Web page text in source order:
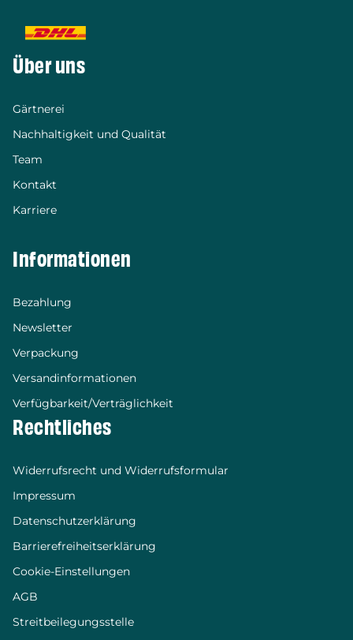
Über uns
Gärtnerei
Nachhaltigkeit und Qualität
Team
Kontakt
Karriere
Informationen
Bezahlung
Newsletter
Verpackung
Versandinformationen
Verfügbarkeit/Verträglichkeit
Rechtliches
Widerrufsrecht und Widerrufsformular
Impressum
Datenschutzerklärung
Barrierefreiheitserklärung
Cookie-Einstellungen
AGB
Streitbeilegungsstelle